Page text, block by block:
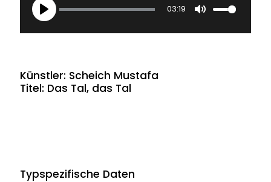
Play
03:19
Künstler: Scheich Mustafa
Titel: Das Tal, das Tal
Typspezifische Daten